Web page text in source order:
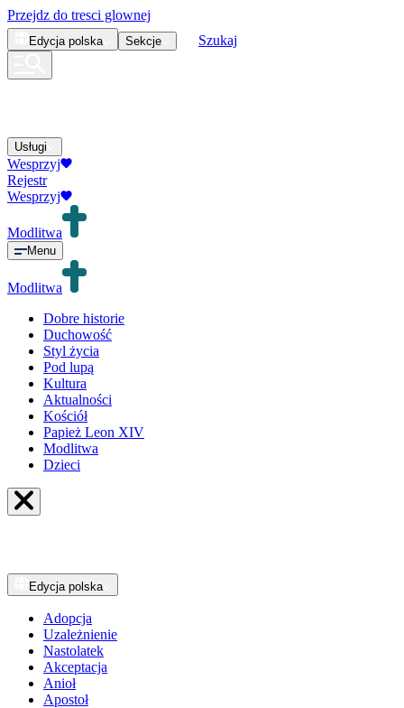
Przejdz do tresci glownej
Edycja polska Sekcje Szukaj
Usługi
Wesprzyj
Rejestr
Wesprzyj
Modlitwa
Menu
Modlitwa
Dobre historie
Duchowość
Styl życia
Pod lupą
Kultura
Aktualności
Kościół
Papież Leon XIV
Modlitwa
Dzieci
Edycja polska
Adopcja
Uzależnienie
Nastolatek
Akceptacja
Anioł
Apostoł